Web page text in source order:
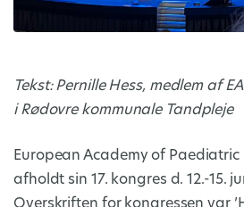
Tekst: Pernille Hess, medlem af
i Rødovre kommunale Tandpleje
European Academy of Paediatric
afholdt sin 17. kongres d. 12.-15.
Overskriften for kongressen var